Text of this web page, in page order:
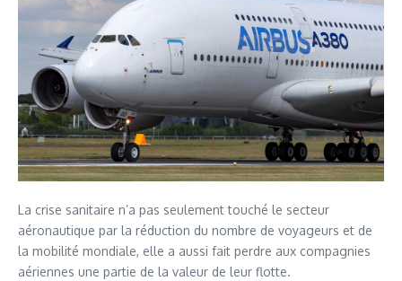
La crise sanitaire n’a pas seulement touché le secteur
aéronautique par la réduction du nombre de voyageurs et de
la mobilité mondiale, elle a aussi fait perdre aux compagnies
aériennes une partie de la valeur de leur flotte.